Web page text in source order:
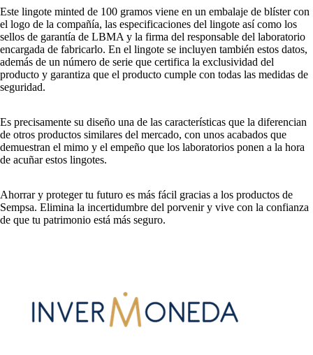
Este lingote minted de 100 gramos viene en un embalaje de blíster con
el logo de la compañía, las especificaciones del lingote así como los
sellos de garantía de LBMA y la firma del responsable del laboratorio
encargada de fabricarlo. En el lingote se incluyen también estos datos,
además de un número de serie que certifica la exclusividad del
producto y garantiza que el producto cumple con todas las medidas de
seguridad.
Es precisamente su diseño una de las características que la diferencian
de otros productos similares del mercado, con unos acabados que
demuestran el mimo y el empeño que los laboratorios ponen a la hora
de acuñar estos lingotes.
Ahorrar y proteger tu futuro es más fácil gracias a los productos de
Sempsa. Elimina la incertidumbre del porvenir y vive con la confianza
de que tu patrimonio está más seguro.